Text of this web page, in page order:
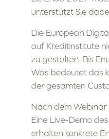
unterstützt Sie
Die European
auf Kreditinstitute
zu gestalten. Bis
Was bedeutet das
der gesamten
Nach dem Webinar
Eine Live-Demo
erhalten konkrete